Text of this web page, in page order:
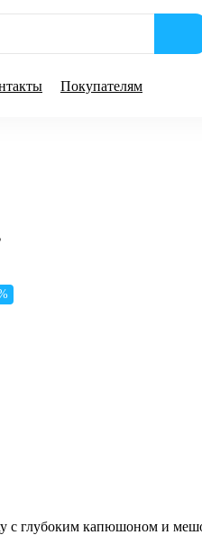
Покупателям
с глубоким капюшоном и